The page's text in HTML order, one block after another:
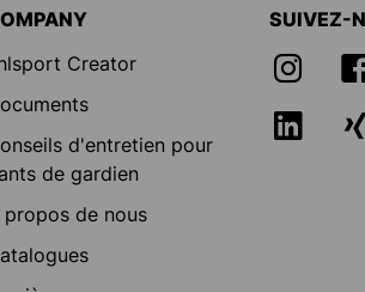
Creator
d'entretien pour
de gardien
propos de nous
SUIVEZ-